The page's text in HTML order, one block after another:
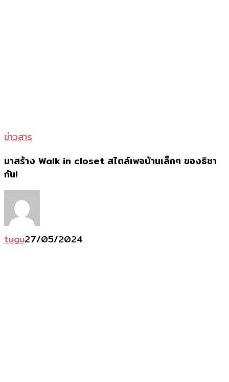
ข่าวสาร
สไตล์
เพจ
มาสร้าง Walk in closet สไตล์เพจบ้านเล็กๆ ของธิชา
กัน!
tugu27/05/2024